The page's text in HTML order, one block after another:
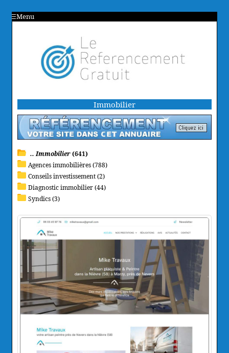
Menu
Immobilier
.. Immobilier(641)
Agences immobilières (788)
Conseils investissement (2)
Diagnostic immobilier (44)
Syndics (3)